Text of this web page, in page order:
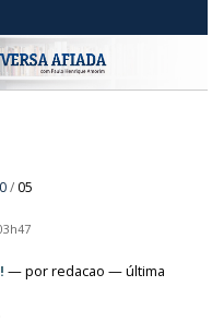
/ 05
—porredacao — última